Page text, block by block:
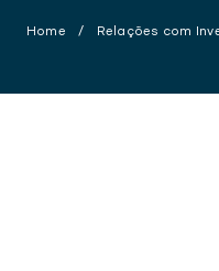
Home / Relações com